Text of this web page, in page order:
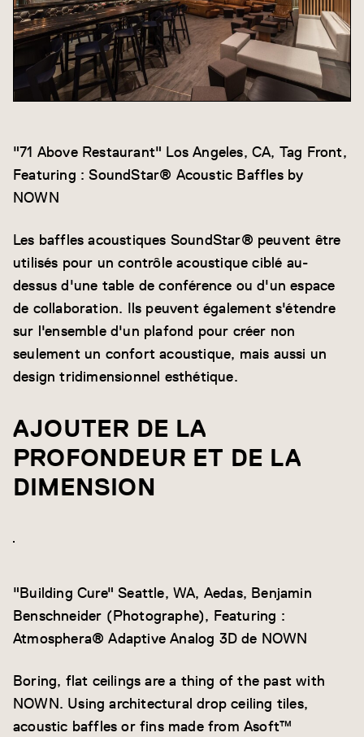
"71 Above Restaurant" Los Angeles, CA, Tag Front,
Featuring : SoundStar® Acoustic Baffles by
NOWN
Les baffles acoustiques SoundStar® peuvent être
utilisés pour un contrôle acoustique ciblé au-
dessus d'une table de conférence ou d'un espace
de collaboration. Ils peuvent également s'étendre
sur l'ensemble d'un plafond pour créer non
seulement un confort acoustique, mais aussi un
design tridimensionnel esthétique.
AJOUTER DE LA
PROFONDEUR ET DE LA
DIMENSION
"Building Cure" Seattle, WA, Aedas, Benjamin
Benschneider (Photographe), Featuring :
Atmosphera® Adaptive Analog 3D de NOWN
Boring, flat ceilings are a thing of the past with
NOWN. Using architectural drop ceiling tiles,
acoustic baffles or fins made from Asoft™